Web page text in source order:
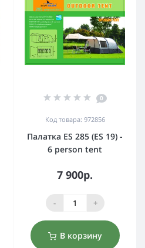
0
Код товара: 972856
Палатка ES 285 (ES 19) -
6 person tent
7 900р.
- +
В корзину